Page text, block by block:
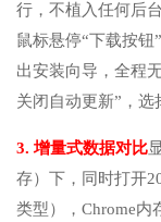
行，不植入任何后
鼠标悬停“下载按
出安装向导，全程
关闭自动更新”，选
3. 增量式数据对比
存）下，同时打开
类型），Chrome内